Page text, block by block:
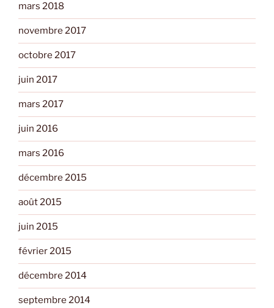
mars 2018
novembre 2017
octobre 2017
juin 2017
mars 2017
juin 2016
mars 2016
décembre 2015
août 2015
juin 2015
février 2015
décembre 2014
septembre 2014